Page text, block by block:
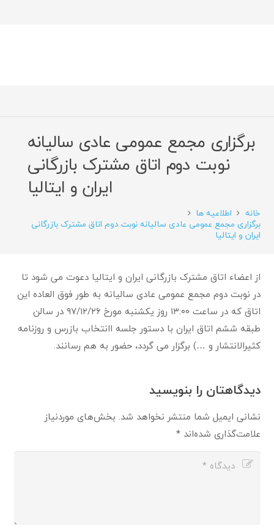
برگزاری مجمع عمومی عادی سالیانه
نوبت دوم اتاق مشترک بازرگانی
ایران و ایتالیا
خانه اطلاعیه ها
برگزاری مجمع عمومی عادی سالیانه نوبت دوم اتاق مشترک بازرگانی
ایران و ایتالیا
از اعضاء اتاق مشترک بازرگانی ایران و ایتالیا دعوت می شود تا
در نوبت دوم مجمع عمومی عادی سالیانه به طور فوق العاده این
اتاق که در ساعت ۱۳:۰۰ روز یکشنبه مورخ ۹۷/۱۲/۲۶ در سالن
طبقه ششم اتاق ایران با دستور جلسه اانتخاب بازرس و روزنامه
کثیرالانتشار و …) برگزار می گردد، حضور به هم رسانند.
دیدگاهتان را بنویسید
نشانی ایمیل شما منتشر نخواهد شد. بخش‌های موردنیاز
علامت‌گذاری شده‌اند*